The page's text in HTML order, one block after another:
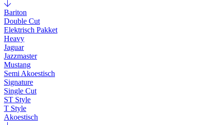
Bariton
Double Cut
Elektrisch Pakket
Heavy
Jaguar
Jazzmaster
Mustang
Semi Akoestisch
Signature
Single Cut
ST Style
T Style
Akoestisch